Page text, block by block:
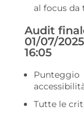
al focus da
Audit
01/07/
16:05
Punteggio
Tutte le